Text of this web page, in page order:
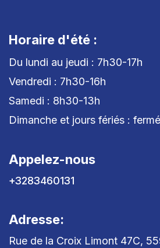
Horaire d'été :
Du lundi au jeudi : 7h30-17h
Vendredi : 7h30-
Samedi : 8h30-13h
Dimanche et jours fériés : fermé
Appelez-nous
+3283460131
Adresse:
Rue de la Croix Limont 47C,